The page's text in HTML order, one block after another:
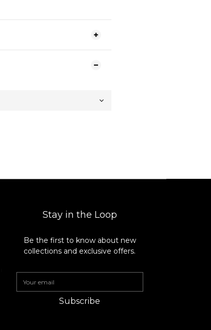
Stay in the Loop
Be the first to know about new
collections and exclusive offers.
Subscribe